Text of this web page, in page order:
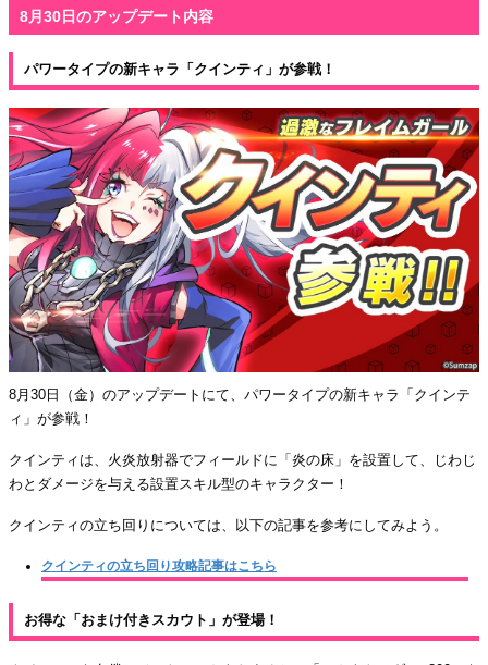
8月30日のアップデート内容
パワータイプの新キャラ「クインティ」が参戦！
8月30日（金）のアップデートにて、パワータイプの新キャラ「クインテ
ィ」が参戦！
クインティは、火炎放射器でフィールドに「炎の床」を設置して、じわじ
わとダメージを与える設置スキル型のキャラクター！
クインティの立ち回りについては、以下の記事を参考にしてみよう。
クインティの立ち回り攻略記事はこちら
お得な「おまけ付きスカウト」が登場！